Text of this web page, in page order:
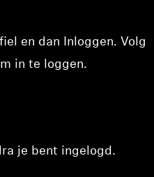
en dan Inloggen. Volg
in te loggen.
je bent ingelogd.